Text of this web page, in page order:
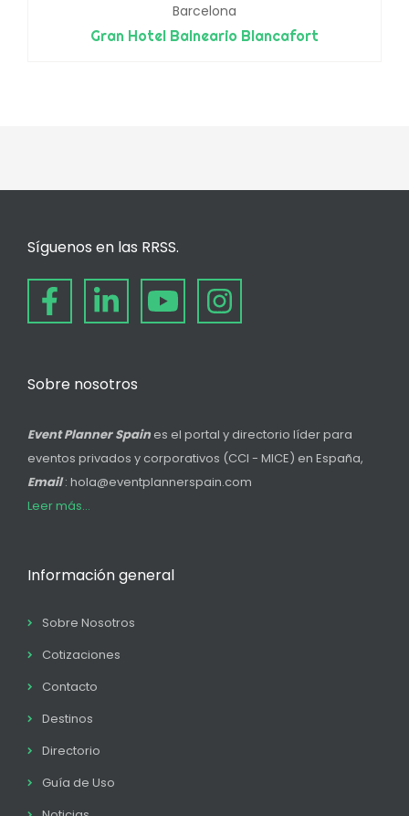
Barcelona
Gran Hotel Balneario Blancafort
Síguenos en las RRSS.
Sobre nosotros
Event Planner Spain es el portal y directorio líder para
eventos privados y corporativos (CCI - MICE) en España,
Email: hola@eventplannerspain.com
Leer más...
Información general
Sobre Nosotros
Cotizaciones
Contacto
Destinos
Directorio
Guía de Uso